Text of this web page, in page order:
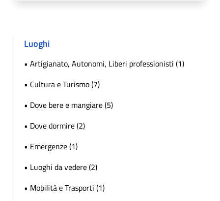
Luoghi
• Artigianato, Autonomi, Liberi professionisti (1)
• Cultura e Turismo (7)
• Dove bere e mangiare (5)
• Dove dormire (2)
• Emergenze (1)
• Luoghi da vedere (2)
• Mobilità e Trasporti (1)